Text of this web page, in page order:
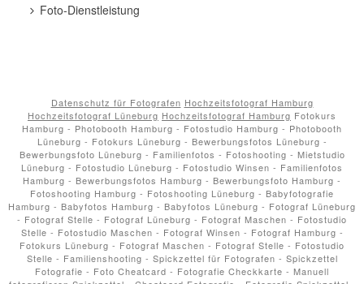
Foto-Dienstleistung
Datenschutz für Fotografen Hochzeitsfotograf Hamburg
Hochzeitsfotograf Lüneburg Hochzeitsfotograf Hamburg Fotokurs
Hamburg - Photobooth Hamburg - Fotostudio Hamburg - Photobooth
Lüneburg - Fotokurs Lüneburg - Bewerbungsfotos Lüneburg -
Bewerbungsfoto Lüneburg - Familienfotos - Fotoshooting - Mietstudio
Lüneburg - Fotostudio Lüneburg - Fotostudio Winsen - Familienfotos
Hamburg - Bewerbungsfotos Hamburg - Bewerbungsfoto Hamburg -
Fotoshooting Hamburg - Fotoshooting Lüneburg - Babyfotografie
Hamburg - Babyfotos Hamburg - Babyfotos Lüneburg - Fotograf Lüneburg
- Fotograf Stelle - Fotograf Lüneburg - Fotograf Maschen - Fotostudio
Stelle - Fotostudio Maschen - Fotograf Winsen - Fotograf Hamburg -
Fotokurs Lüneburg - Fotograf Maschen - Fotograf Stelle - Fotostudio
Stelle - Familienshooting - Spickzettel für Fotografen - Spickzettel
Fotografie - Foto Cheatcard - Fotografie Checkkarte - Manuell